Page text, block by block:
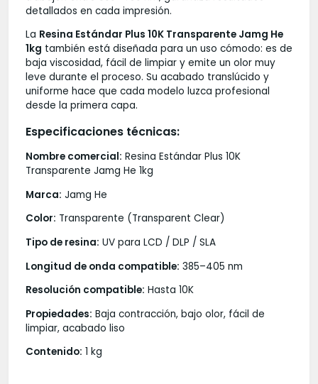
detallados en cada impresión.
La Resina Estándar Plus 10K Transparente Jamg He
1kg también está diseñada para un uso cómodo: es de
baja viscosidad, fácil de limpiar y emite un olor muy
leve durante el proceso. Su acabado translúcido y
uniforme hace que cada modelo luzca profesional
desde la primera capa.
Especificaciones técnicas:
Nombre comercial: Resina Estándar Plus 10K
Transparente Jamg He 1kg
Marca: Jamg He
Color: Transparente (Transparent Clear)
Tipo de resina: UV para LCD / DLP / SLA
Longitud de onda compatible: 385–405 nm
Resolución compatible: Hasta 10K
Propiedades: Baja contracción, bajo olor, fácil de
limpiar, acabado liso
Contenido: 1 kg